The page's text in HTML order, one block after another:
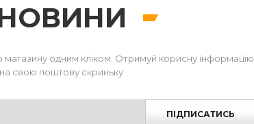
одним кліком. Отримуй корисну інформацію
на свою поштову скриньку
ПІДПИСАТИСЬ